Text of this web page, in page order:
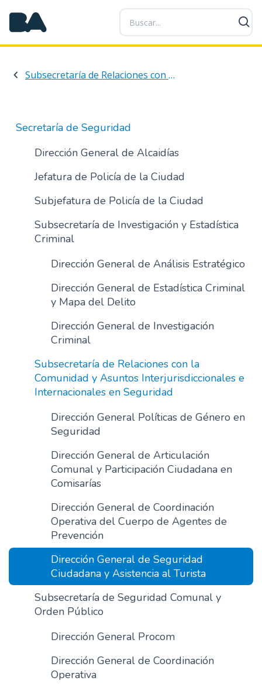
P
a
s
a
a
t
n
d
p
i
c
i
a
Subsecretaría de Relaciones con la Comunidad y Asuntos Interjurisdiccionales e Internacionales en Seguridad
Secretaría de Seguridad
Dirección General de Alcaidías
Jefatura de Policía de la Ciudad
Subjefatura de Policía de la Ciudad
Subsecretaría de Investigación y Estadística
Criminal
Dirección General de Análisis Estratégico
Dirección General de Estadística Criminal
y Mapa del Delito
Dirección General de Investigación
Criminal
Subsecretaría de Relaciones con la
Comunidad y Asuntos Interjurisdiccionales e
Internacionales en Seguridad
Dirección General Políticas de Género en
Seguridad
Dirección General de Articulación
Comunal y Participación Ciudadana en
Comisarías
Dirección General de Coordinación
Operativa del Cuerpo de Agentes de
Prevención
Dirección General de Seguridad
Ciudadana y Asistencia al Turista
Subsecretaría de Seguridad Comunal y
Orden Público
Dirección General Procom
Dirección General de Coordinación
Operativa